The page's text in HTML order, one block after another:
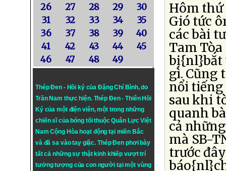
26
27 28 29
30
31
32 33 34
35
36
37 38 39
40
41
42 43 44
45
46
47 48 49
Thép Đen - Hồi ký của Đặng Chí Bình, do
Trần Nam thực hiện. Thép Đen- Thiên Hồi
Ký của một điện viên, một trong những
chiến sĩ của bóng tối thuộc Quân Lực Việt
Nam Cộng Hòa hoạt động tại miền Bắc
và đã sa vào tay giặc. Thép Đen phơi bày
tất cả những sự thật kinh khiếp vượt trí
tưởng tượng của con người tại một vùng
Hôm thứ
Gió tức
các bài
Tam
bị{nl}bắt
gì. Cũng
nổi tiếng
sau khi
quanh
cả
mà SB-
trước